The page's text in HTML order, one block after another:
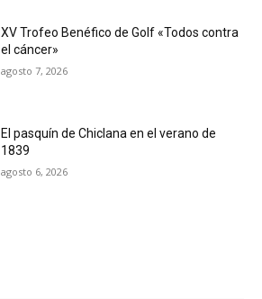
XV Trofeo Benéfico de Golf «Todos contra
el cáncer»
agosto 7, 2026
El pasquín de Chiclana en el verano de
1839
agosto 6, 2026